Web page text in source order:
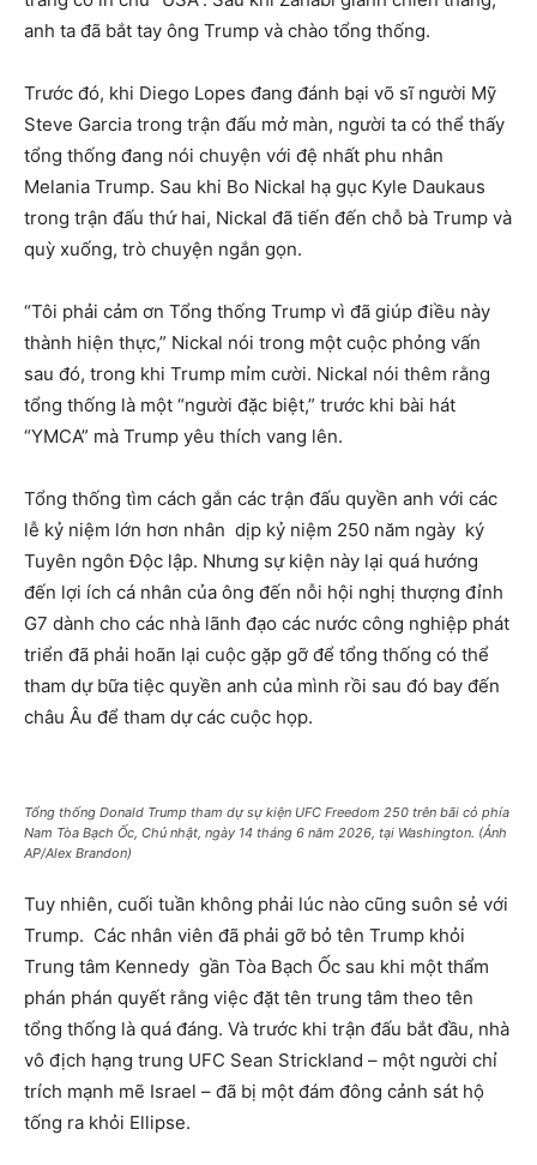
anh ta đã bắt tay ông Trump và chào tổng thống.
Trước đó, khi Diego Lopes đang đánh bại võ sĩ người Mỹ
Steve Garcia trong trận đấu mở màn, người ta có thể thấy
tổng thống đang nói chuyện với đệ nhất phu nhân
Melania Trump. Sau khi Bo Nickal hạ gục Kyle Daukaus
trong trận đấu thứ hai, Nickal đã tiến đến chỗ bà Trump và
quỳ xuống, trò chuyện ngắn gọn.
“Tôi phải cảm ơn Tổng thống Trump vì đã giúp điều này
thành hiện thực,” Nickal nói trong một cuộc phỏng vấn
sau đó, trong khi Trump mỉm cười. Nickal nói thêm rằng
tổng thống là một “người đặc biệt,” trước khi bài hát
“YMCA” mà Trump yêu thích vang lên.
Tổng thống tìm cách gắn các trận đấu quyền anh với các
lễ kỷ niệm lớn hơn nhân dịp kỷ niệm 250 năm ngày ký
Tuyên ngôn Độc lập. Nhưng sự kiện này lại quá hướng
đến lợi ích cá nhân của ông đến nỗi hội nghị thượng đỉnh
G7 dành cho các nhà lãnh đạo các nước công nghiệp phát
triển đã phải hoãn lại cuộc gặp gỡ để tổng thống có thể
tham dự bữa tiệc quyền anh của mình rồi sau đó bay đến
châu Âu để tham dự các cuộc họp.
Tổng thống Donald Trump tham dự sự kiện UFC Freedom 250 trên bãi cỏ phía
Nam Tòa Bạch Ốc, Chủ nhật, ngày 14 tháng 6 năm 2026, tại Washington. (Ảnh
AP/Alex Brandon)
Tuy nhiên, cuối tuần không phải lúc nào cũng suôn sẻ với
Trump. Các nhân viên đã phải gỡ bỏ tên Trump khỏi
Trung tâm Kennedy gần Tòa Bạch Ốc sau khi một thẩm
phán phán quyết rằng việc đặt tên trung tâm theo tên
tổng thống là quá đáng. Và trước khi trận đấu bắt đầu, nhà
vô địch hạng trung UFC Sean Strickland – một người chỉ
trích mạnh mẽ Israel – đã bị một đám đông cảnh sát hộ
tống ra khỏi Ellipse.